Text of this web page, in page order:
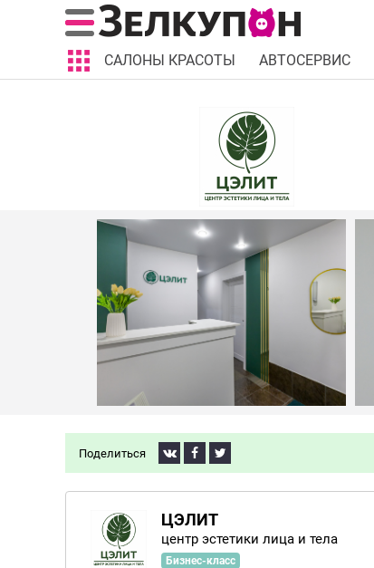
САЛОНЫ КРАСОТЫ АВТОСЕРВИС
Поделиться
ЦЭЛИТ
центр эстетики лица и тела
Бизнес-класс